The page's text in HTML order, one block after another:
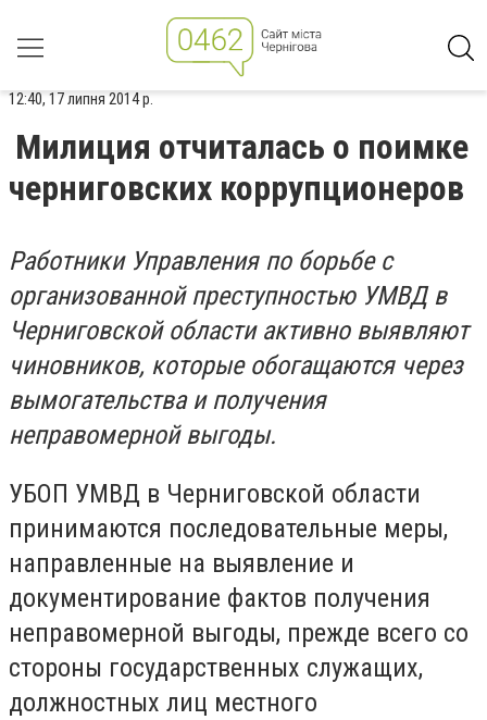
12:40, 17 липня 2014 р.
Милиция отчиталась о поимке
черниговских коррупционеров
Работники Управления по борьбе с
организованной преступностью УМВД в
Черниговской области активно выявляют
чиновников, которые обогащаются через
вымогательства и получения
неправомерной выгоды.
УБОП УМВД в Черниговской области
принимаются последовательные меры,
направленные на выявление и
документирование фактов получения
неправомерной выгоды, прежде всего со
стороны государственных служащих,
должностных лиц местного